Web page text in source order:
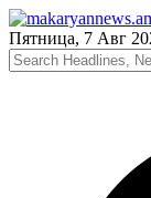
Пятница, 7 Авг